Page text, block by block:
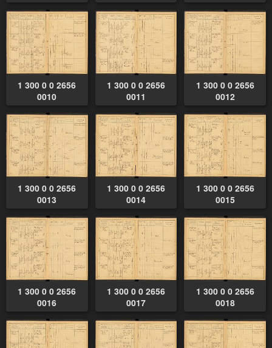
1 300 0 0 2656
0010
1 300 0 0 2656
0011
1 300 0 0 2656
0012
1 300 0 0 2656
0013
1 300 0 0 2656
0014
1 300 0 0 2656
0015
1 300 0 0 2656
0016
1 300 0 0 2656
0017
1 300 0 0 2656
0018